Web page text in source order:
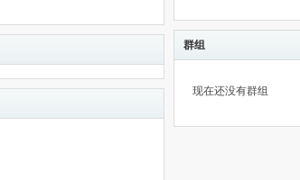
群组
现在还没有群组